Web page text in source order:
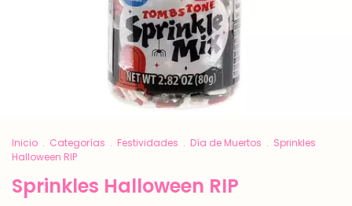
Inicio . Categorías . Festividades . Día de Muertos . Sprinkles
Halloween RIP
Sprinkles Halloween RIP